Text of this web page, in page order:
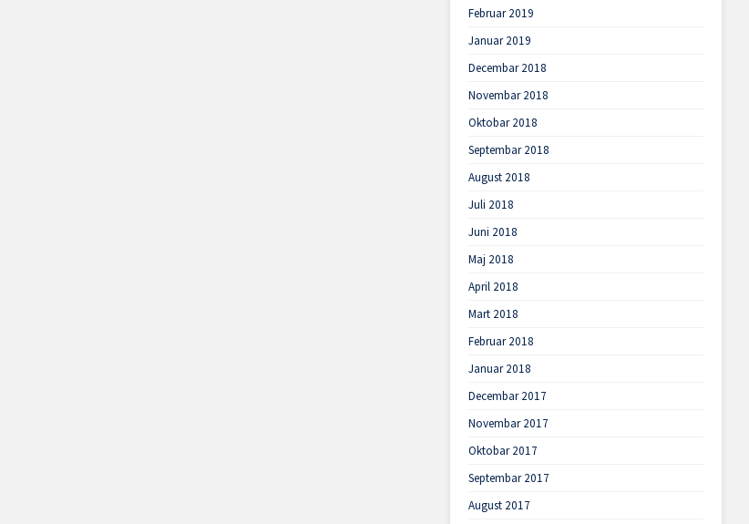
Februar 2019
Januar 2019
Decembar 2018
Novembar 2018
Oktobar 2018
Septembar 2018
August 2018
Juli 2018
Juni 2018
Maj 2018
April 2018
Mart 2018
Februar 2018
Januar 2018
Decembar 2017
Novembar 2017
Oktobar 2017
Septembar 2017
August 2017